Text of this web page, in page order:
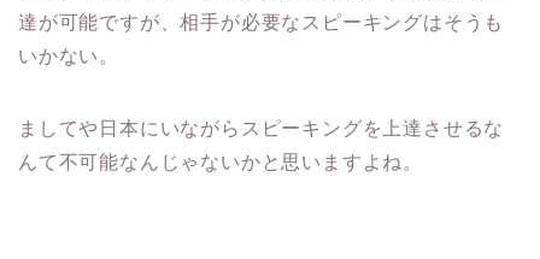
達が可能ですが、相手が必要なスピーキングはそうも
いかない。
ましてや日本にいながらスピーキングを上達させるな
んて不可能なんじゃないかと思いますよね。